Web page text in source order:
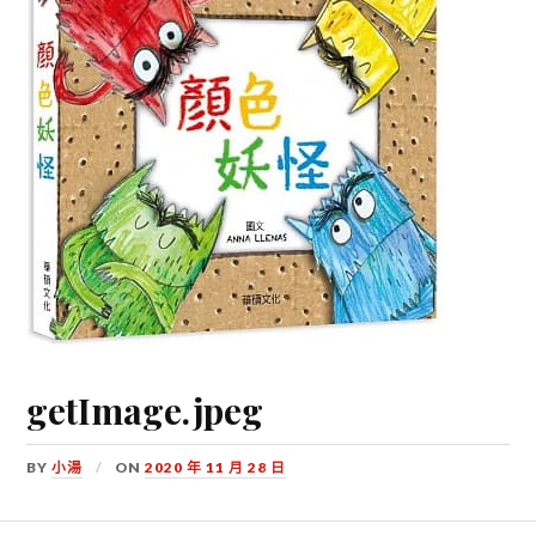
getImage.jpeg
BY小湯 ON2020 年 11 月 28 日